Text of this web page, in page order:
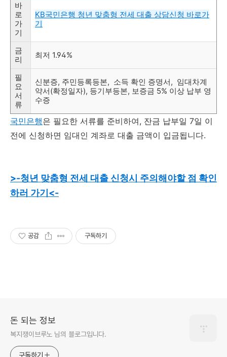
바
로
가
기
KB국민은행 청년 맞춤형 전세 대출 상담신청 바로가
기
금
리
최저 1.94%
필
요
서
류
신분증, 주민등록등본, 소득 확인 증명서, 임대차계
약서(확정일자), 등기부등본, 보증금 5% 이상 납부 영
수증
국민은행은 필요한 서류를 준비하여, 잔금 납부일 7일 이
전에 신청하면 임대인 계좌로 대출 금액이 입금됩니다.
>-청년 맞춤형 전세 대출 신청시 주의해야할 점 확인
하러 가기<-
공감 구독하기
돈 되는 정보
복지쟁이브루노 님의 블로그입니다.
구독하기